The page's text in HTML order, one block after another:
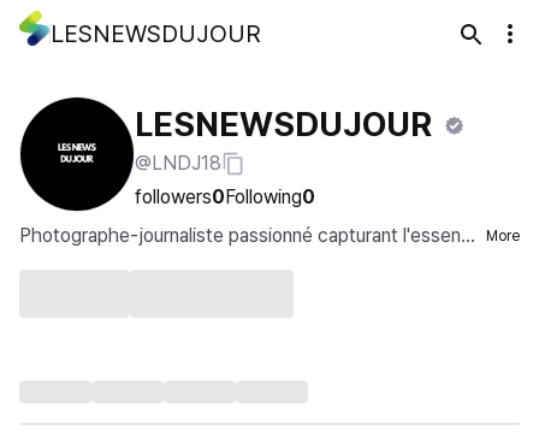
LESNEWSDUJOUR
LESNEWSDUJOUR
@LNDJ18
followers0Following0
Photographe-journaliste passionné capturant l'essenc
e du monde. 📸🌍 #Storyteller #Passionné #JeuneTale
More